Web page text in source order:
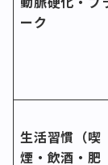
ーク
生活習慣（喫
煙・飲酒・肥